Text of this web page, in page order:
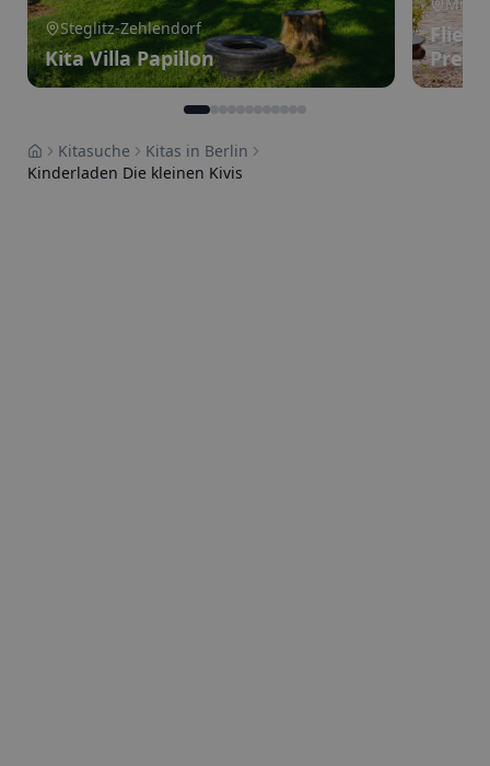
Steglitz-Zehlendorf
Kita Villa Papillon
HomeKitasuche
Kitas in Berlin
Kinderladen Die kleinen Kivis